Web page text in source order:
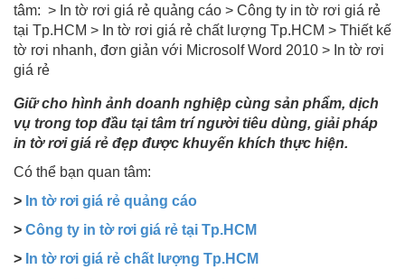
tâm: > In tờ rơi giá rẻ quảng cáo > Công ty in tờ rơi giá rẻ
tại Tp.HCM > In tờ rơi giá rẻ chất lượng Tp.HCM > Thiết kế
tờ rơi nhanh, đơn giản với Microsolf Word 2010 > In tờ rơi
giá rẻ
Giữ cho hình ảnh doanh nghiệp cùng sản phẩm, dịch
vụ trong top đầu tại tâm trí người tiêu dùng, giải pháp
in tờ rơi giá rẻ đẹp được khuyến khích thực hiện.
Có thể bạn quan tâm:
> In tờ rơi giá rẻ quảng cáo
> Công ty in tờ rơi giá rẻ tại Tp.HCM
> In tờ rơi giá rẻ chất lượng Tp.HCM